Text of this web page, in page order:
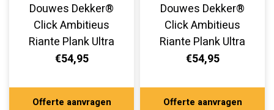
Douwes Dekker®
Click Ambitieus
Riante Plank Ultra
Mat Tompouce
€54,95
Offerte aanvragen
Douwes Dekker®
Click Ambitieus
Riante Plank Ultra
Mat Croissant
€54,95
Offerte aanvragen